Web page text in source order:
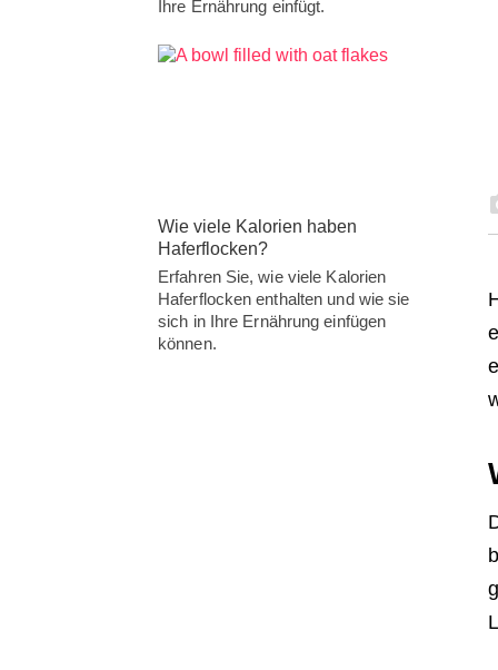
Ihre Ernährung einfügt.
Wie viele Kalorien haben
Haferflocken?
Erfahren Sie, wie viele Kalorien
Haferflocken enthalten und wie sie
sich in Ihre Ernährung einfügen
können.